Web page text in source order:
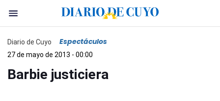
Diario de Cuyo Espectáculos
27 de mayo de 2013 - 00:00
Barbie justiciera